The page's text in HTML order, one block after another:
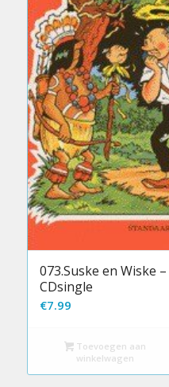
073.Suske en Wiske
CDsingle
€7.99
Toevoegen aan
winkelwagen